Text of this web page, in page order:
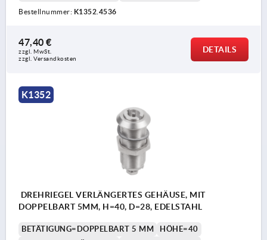
Bestellnummer: K1352.4536
47,40 €
zzgl. MwSt.
zzgl. Versandkosten
DETAILS
K1352
DREHRIEGEL VERLÄNGERTES GEHÄUSE, MIT
DOPPELBART 5MM, H=40, D=28, EDELSTAHL
BETÄTIGUNG=DOPPELBART 5 MM
HÖHE=40